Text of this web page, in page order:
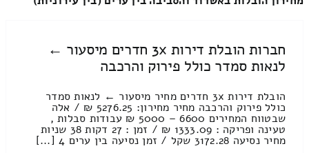
חברות הובלת דירות 3x חדרים מיסעור ←
לנאות סמדר כולל פירוק והרכבה
הובלת דירות 3x חדרים מחיר מיסעור ← לנאות סמדר
כולל פירוק והרכבה מחיר מחירון: 5276.25 ₪ / אלה
שבטווח המחירים 6600 – 5000 ₪ עבודות סבלות ,
טעינה ופריקה : 1333.09 ₪ / זמן : 27 דקות 38 שניות
מחיר נסיעה 3172.28 שקל / זמן נסיעה בין ערים 4 [...]